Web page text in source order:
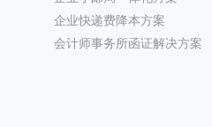
企业快递费降本方案
会计师事务所函证解决方案